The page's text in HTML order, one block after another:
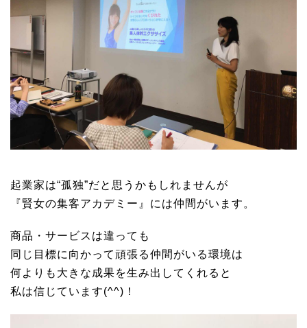
起業家は“孤独”だと思うかもしれませんが
『賢女の集客アカデミー』には仲間がいます。
商品・サービスは違っても
同じ目標に向かって頑張る仲間がいる環境は
何よりも大きな成果を生み出してくれると
私は信じています(^^)！